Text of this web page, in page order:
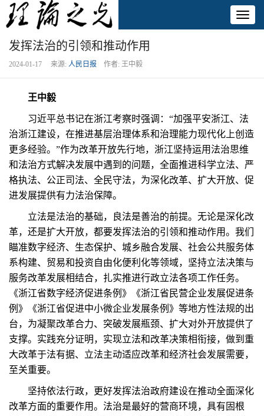
发挥法治的引领和推动作用
2024-01-17 来源: 人民日报 作者: 王中毅
王中毅
习近平总书记在浙江考察时强调：“加强平安浙江、法
治浙江建设，在推进基层治理体系和治理能力现代化上创造
更多经验。”作为改革开放先行地，浙江坚持运用法治思维
和法治方式解决发展中遇到的问题，全面推进科学立法、严
格执法、公正司法、全民守法，为深化改革、扩大开放、促
进发展提供有力法治保障。
立法是法治的基础，良法是善治的前提。无论是深化改
革，还是扩大开放，都要发挥法治的引领和推动作用。我们
瞄准数字经济、生态保护、城乡融合发展、社会公共服务体
系构建、贸易和投资自由化便利化等领域，坚持立法决策与
服务改革发展相结合，扎实推进行政立法各项工作任务。
《浙江省数字经济促进条例》《浙江省民营企业发展促进条
例》《浙江省促进中小微企业发展条例》等地方性法规的出
台，为凝聚改革合力、突破发展瓶颈、扩大对外开放提供了
支撑。实践充分证明，实现立法和改革决策相衔接，做到重
大改革于法有据、立法主动适应改革和经济社会发展需要，
至关重要。
坚持依法行政，更好发挥法治政府建设在推动全面深化
改革方面的重要作用。法治是最好的营商环境，具有固根